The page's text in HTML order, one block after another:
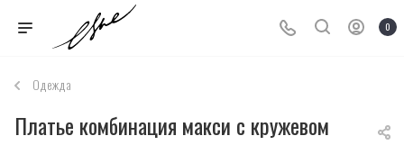
0
Одежда
Платье комбинация макси с кружевом